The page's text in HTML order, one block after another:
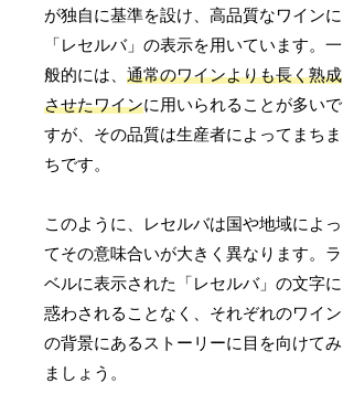
が独自に基準を設け、高品質なワインに
「レセルバ」の表示を用いています。一
般的には、通常のワインよりも長く熟成
させたワインに用いられることが多いで
すが、その品質は生産者によってまちま
ちです。
このように、レセルバは国や地域によっ
てその意味合いが大きく異なります。ラ
ベルに表示された「レセルバ」の文字に
惑わされることなく、それぞれのワイン
の背景にあるストーリーに目を向けてみ
ましょう。